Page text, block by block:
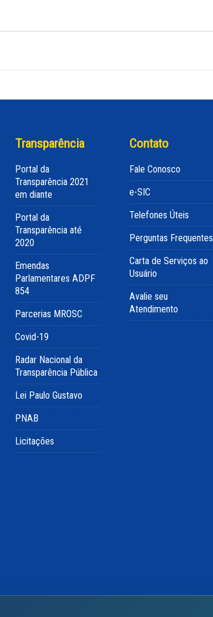
Transparência
Portal da
Transparência 2021
em diante
Portal da
Transparência até
2020
Emendas
Parlamentares ADPF
854
Parcerias MROSC
Covid-19
Radar Nacional da
Transparência Pública
Lei Paulo Gustavo
PNAB
Licitações
Contato
Fale Conosco
e-SIC
Telefones Úteis
Perguntas Frequentes
Carta de Serviços ao
Usuário
Avalie seu
Atendimento